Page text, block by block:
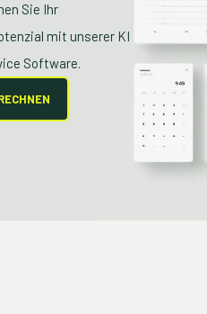
Sie Ihr
mit unserer KI
Software.